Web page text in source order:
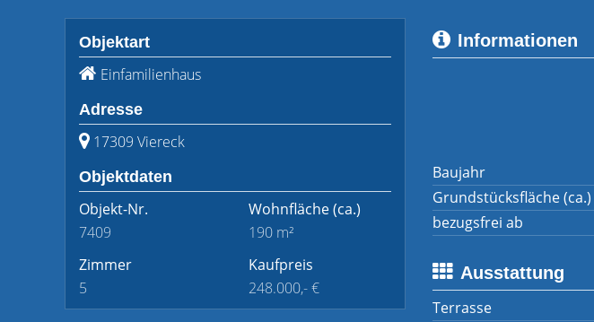
Objektart
Einfamilienhaus
Adresse
17309 Viereck
Objektdaten
Objekt-Nr.
7409
Wohnfläche(ca.)
190 m²
Zimmer
5
Kaufpreis
248.000,- €
Informationen
Baujahr
Grundstücksfläche (ca.)
bezugsfrei ab
Ausstattung
Terrasse